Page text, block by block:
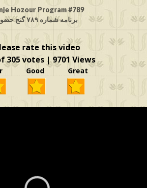
Hozour Program #789
برنامه شماره ۷۸۹ گنج حضور
rate this video
305 votes | 9701 Views
Good Great